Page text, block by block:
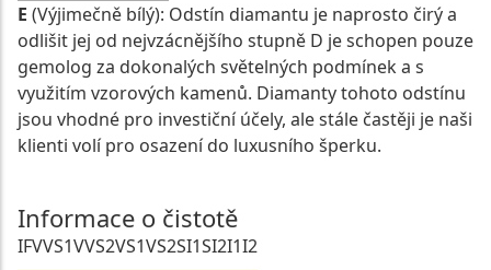
E (Výjimečně bílý): Odstín diamantu je naprosto čirý a
odlišit jej od nejvzácnějšího stupně D je schopen pouze
gemolog za dokonalých světelných podmínek a s
využitím vzorových kamenů. Diamanty tohoto odstínu
jsou vhodné pro investiční účely, ale stále častěji je naši
klienti volí pro osazení do luxusního šperku.
Informace o čistotě
IFVVS1VVS2VS1VS2SI1SI2I1I2